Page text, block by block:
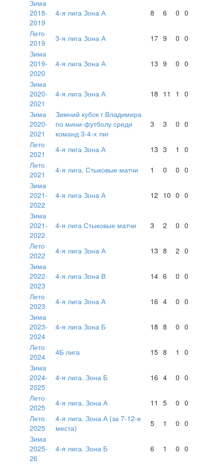
Зима
2018-
2019
4-я лига Зона А 8 6 0 0
Лето
2019
3-я лига Зона А 17 9 0 0
Зима
2019-
2020
4-я лига Зона А 13 9 0 0
Зима
2020-
2021
4-я лига Зона А 18 11 1 0
Зима
2020-
2021
Зимний кубок г.Владимира
по мини-футболу среди
команд 3-4-х лиг
3 3 0 0
Лето
2021
4-я лига Зона А 13 3 1
0
Лето
2021
4-я лига. Стыковые матчи 1 0 0 0
Зима
2021-
2022
4-я лига Зона А 12 10 0 0
Зима
2021-
2022
4-я лига Стыковые матчи 3 2 0 0
Лето
2022
4-я лига Зона А 13 8 2 0
Зима
2022-
2023
4-я лига Зона В 14 6 0 0
Лето
2023
4-я лига Зона А 16 4 0 0
Зима
2023-
2024
4-я лига Зона Б 18 8 0 0
Лето
2024
4Б лига 15 8 1
0
Зима
2024-
2025
4-я лига. Зона Б 16 4 0 0
Лето
2025
4-я лига. Зона А 11 5 0 0
Лето
2025
4-я лига. Зона А (за 7-12-е
места)
5 1 0 0
Зима
2025-
26
4-я лига. Зона Б 6 1 0 0